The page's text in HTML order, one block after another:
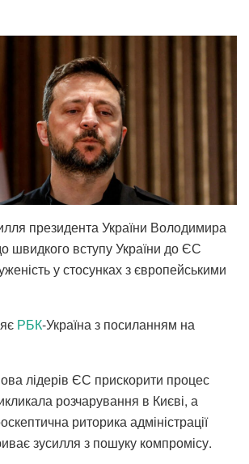
президента України Володимира
швидкого вступу України до ЄС
у стосунках з європейськими
РБК-Україна з посиланням на
лідерів ЄС прискорити процес
розчарування в Києві, а
риторика адміністрації
зусилля з пошуку компромісу.